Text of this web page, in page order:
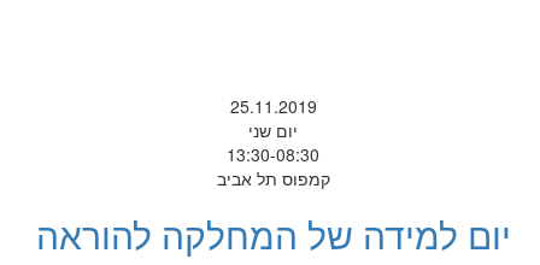
25.11.2019
יום שני
13:30-08:30
קמפוס תל אביב
יום למידה של המחלקה להוראה